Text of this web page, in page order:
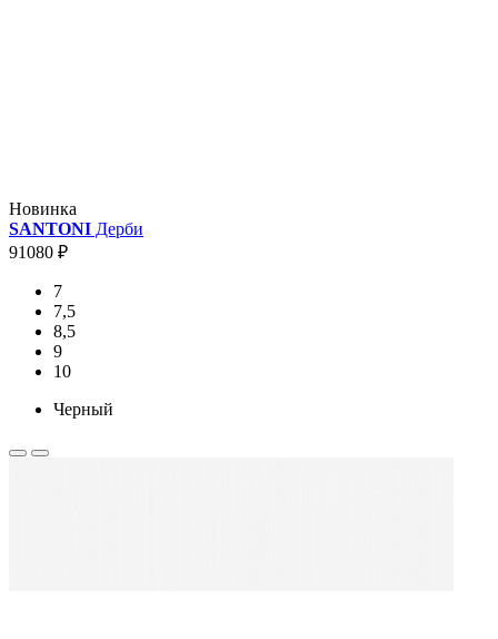
Новинка
SANTONI Дерби
91080 ₽
7
7,5
8,5
9
10
Черный